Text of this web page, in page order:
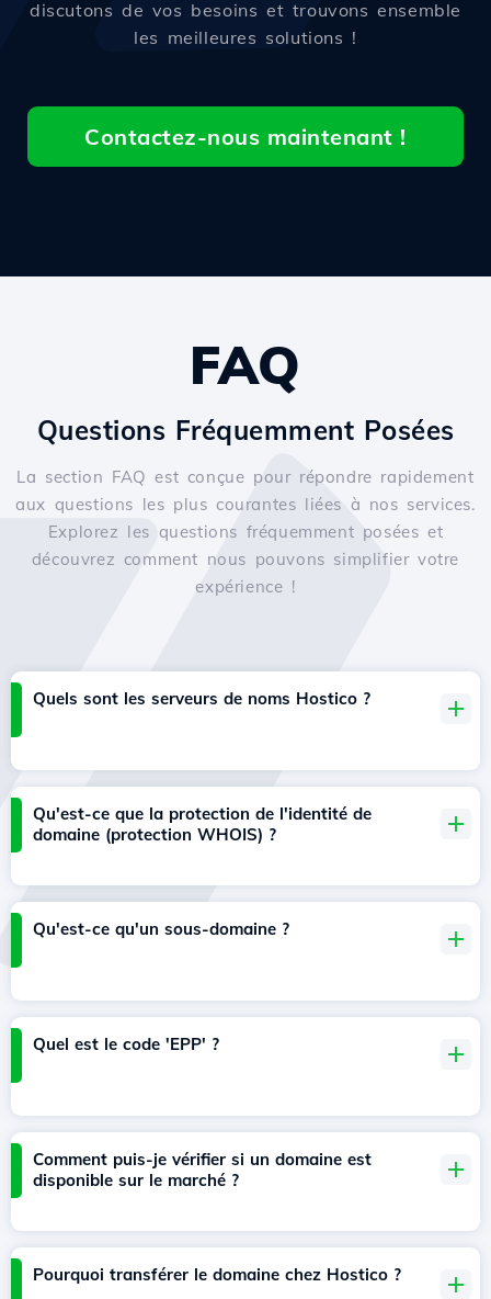
discutons de vos besoins et trouvons ensemble
les meilleures solutions !
Contactez-nous maintenant !
FAQ
Questions Fréquemment Posées
La section FAQ est conçue pour répondre rapidement
aux questions les plus courantes liées à nos services.
Explorez les questions fréquemment posées et
découvrez comment nous pouvons simplifier votre
expérience !
Quels sont les serveurs de noms Hostico ?
Qu'est-ce que la protection de l'identité de
domaine (protection WHOIS) ?
Qu'est-ce qu'un sous-domaine ?
Quel est le code 'EPP' ?
Comment puis-je vérifier si un domaine est
disponible sur le marché ?
Pourquoi transférer le domaine chez Hostico ?